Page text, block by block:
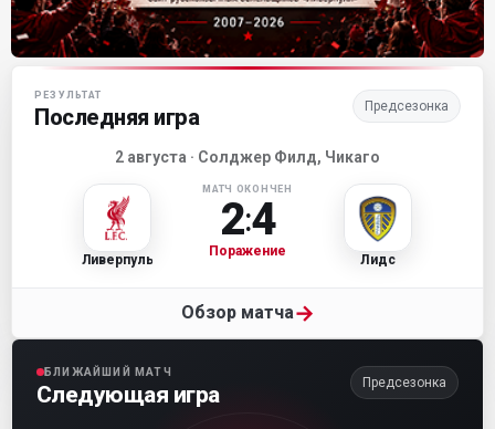
Матч-центр «Ливерпуля»
РЕЗУЛЬТАТ
Последняя игра Предсезонка
2 августа · Солджер Филд, Чикаго
Ливерпуль
МАТЧ ОКОНЧЕН
2:4
Поражение
Лидс
Обзор матча→
БЛИЖАЙШИЙ МАТЧ
Следующая игра Предсезонка